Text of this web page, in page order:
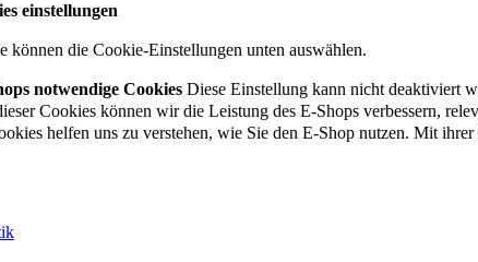
einstellungen
können die Cookie-Einstellungen unten auswählen.
notwendige Cookies Diese Einstellung kann nicht deaktiviert
Cookies können wir die Leistung des E-Shops verbessern,
helfen uns zu verstehen, wie Sie den E-Shop nutzen. Mit